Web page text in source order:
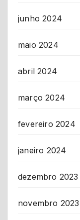
junho 2024
maio 2024
abril 2024
março 2024
fevereiro 2024
janeiro 2024
dezembro 2023
novembro 2023